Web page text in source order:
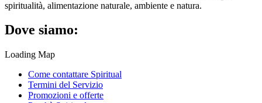
spiritualità, alimentazione naturale, ambiente e natura.
Dove siamo:
Loading Map
Come contattare Spiritual
Termini del Servizio
Promozioni e offerte